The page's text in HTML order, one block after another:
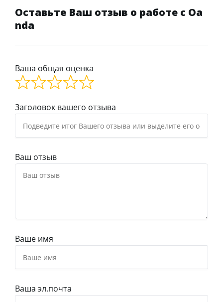
Оставьте Ваш отзыв о работе с Oa
nda
Ваша общая оценка
Заголовок вашего отзыва
Ваш отзыв
Ваше имя
Ваша эл.почта